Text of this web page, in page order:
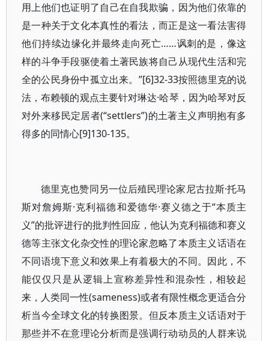
用上他们也证明了自己在自我欺骗，因为他们依靠的
是一种关于文化本真性的看法，而正是这一看法害得
他们持续边缘化并最终走向死亡……讽刺的是，像这
样的斗争手段驱使着土著民族将自己从现代生活和完
全的公民身份中孤立出来。”[6]32-33按照德里克的说
法，布赖顿的观点主要针对琳达·哈琴，因为哈琴对反
对外来移民定居者(“settlers”)的土著主义声明抱有多
得多的同情心[9]130-135。
德里克也赞同另一位后殖民理论家尼古拉斯·托马
斯对詹姆斯·克利福德和爱德华·赛义德之于“本质主
义”的批评进行的批判性回应，他认为克利福德和赛义
德等主张文化杂交性的理论家忽略了本质主义话语在
不同语境下意义和效果上有着极大的不同。因此，不
能仅仅只是从逻辑上宣称差异性和混杂性，相较起
来，人类同一性(sameness)或者有限性概念更适合分
析当今全球文化的转换图景。但反本质主义话语对于
那些并不在意理论分析而是强调行动动员的人群来说